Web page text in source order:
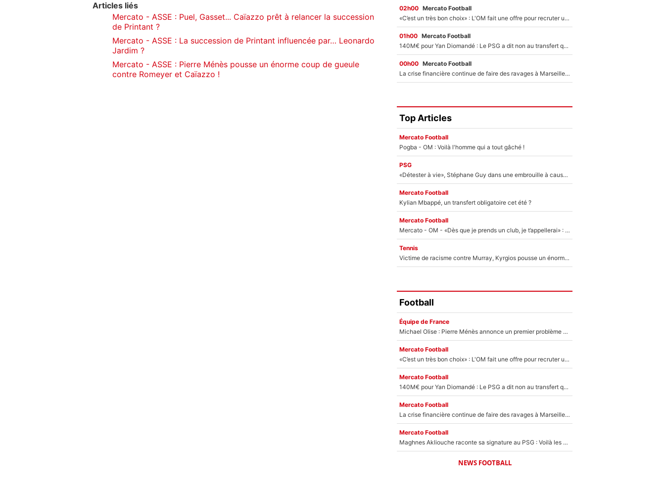
Articles liés
Mercato - ASSE : Puel, Gasset... Caïazzo prêt à relancer la succession
de Printant ?
Mercato - ASSE : La succession de Printant influencée par… Leonardo
Jardim ?
Mercato - ASSE : Pierre Ménès pousse un énorme coup de gueule
contre Romeyer et Caïazzo !
02h00 Mercato Football
«C’est un très bon choix» : L'OM fait une offre pour recruter un ancien joueur du PSG... et c'est validé dans l'After Foot !
01h00 Mercato Football
140M€ pour Yan Diomandé : Le PSG a dit non au transfert qui bat tous les records sur le mercato
00h00 Mercato Football
La crise financière continue de faire des ravages à Marseille : L’OM a placé 12 joueurs sur le marché des transferts… et ça pourrait lui rapporter près de 100M€ !
Top Articles
Mercato Football
Pogba - OM : Voilà l'homme qui a tout gâché !
PSG
«Détester à vie», Stéphane Guy dans une embrouille à cause du PSG !
Mercato Football
Kylian Mbappé, un transfert obligatoire cet été ?
Mercato Football
Mercato - OM - «Dès que je prends un club, je t’appellerai» : La promesse de Marcelino au moment de claquer la porte
Tennis
Victime de racisme contre Murray, Kyrgios pousse un énorme coup de gueule !
Football
Équipe de France
Michael Olise : Pierre Ménès annonce un premier problème pour Zinedine Zidane en équipe de France
Mercato Football
«C’est un très bon choix» : L'OM fait une offre pour recruter un ancien joueur du PSG... et c'est validé dans l'After Foot !
Mercato Football
140M€ pour Yan Diomandé : Le PSG a dit non au transfert qui bat tous les records sur le mercato
Mercato Football
La crise financière continue de faire des ravages à Marseille : L’OM a placé 12 joueurs sur le marché des transferts… et ça pourrait lui rapporter près de 100M€ !
Mercato Football
Maghnes Akliouche raconte sa signature au PSG : Voilà les coulisses de son transfert de rêve à 50M€
NEWS FOOTBALL